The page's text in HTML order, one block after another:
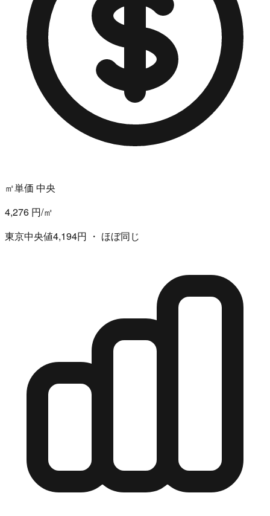
㎡単価 中央
4,276 円/㎡
東京中央値4,194円 ・ ほぼ同じ